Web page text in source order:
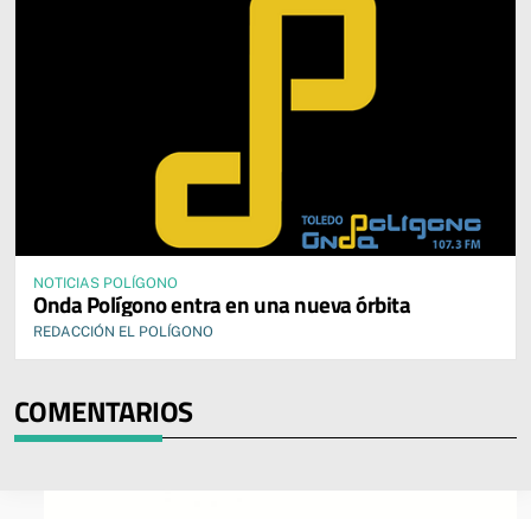
NOTICIAS POLÍGONO
Onda Polígono entra en una nueva órbita
REDACCIÓN EL POLÍGONO
COMENTARIOS